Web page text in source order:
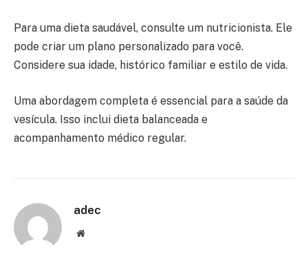
Para uma dieta saudável, consulte um nutricionista. Ele
pode criar um plano personalizado para você.
Considere sua idade, histórico familiar e estilo de vida.
Uma abordagem completa é essencial para a saúde da
vesícula. Isso inclui dieta balanceada e
acompanhamento médico regular.
adec
Website